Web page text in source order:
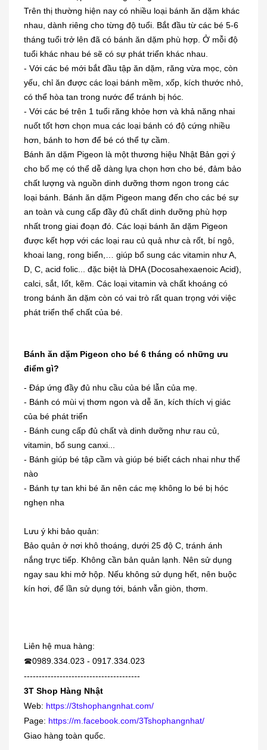
Trên thị thường hiện nay có nhiều loại bánh ăn dặm khác
nhau, dành riêng cho từng độ tuổi. Bắt đầu từ các bé 5-6
tháng tuổi trở lên đã có bánh ăn dặm phù hợp. Ở mỗi độ
tuổi khác nhau bé sẽ có sự phát triển khác nhau.
- Với các bé mới bắt đầu tập ăn dặm, răng vừa mọc, còn
yếu, chỉ ăn được các loại bánh mềm, xốp, kích thước nhỏ,
có thể hòa tan trong nước để tránh bị hóc.
- Với các bé trên 1 tuổi răng khỏe hơn và khả năng nhai
nuốt tốt hơn chọn mua các loại bánh có độ cứng nhiều
hơn, bánh to hơn để bé có thể tự cầm.
Bánh ăn dặm Pigeon là một thương hiệu Nhật Bản gợi ý
cho bố mẹ có thể dễ dàng lựa chọn hơn cho bé, đảm bảo
chất lượng và nguồn dinh dưỡng thơm ngon trong các
loại bánh. Bánh ăn dặm Pigeon mang đến cho các bé sự
an toàn và cung cấp đầy đủ chất dinh dưỡng phù hợp
nhất trong giai đoạn đó. Các loại bánh ăn dặm Pigeon
được kết hợp với các loại rau củ quả như cà rốt, bí ngô,
khoai lang, rong biển,… giúp bổ sung các vitamin như A,
D, C, acid folic... đặc biệt là DHA (Docosahexaenoic Acid),
calci, sắt, Iốt, kẽm. Các loại vitamin và chất khoáng có
trong bánh ăn dặm còn có vai trò rất quan trọng với việc
phát triển thể chất của bé.
Bánh ăn dặm Pigeon cho bé 6 tháng có những ưu
điểm gì?
- Đáp ứng đầy đủ nhu cầu của bé lẫn của mẹ.
- Bánh có mùi vị thơm ngon và dễ ăn, kích thích vị giác
của bé phát triển
- Bánh cung cấp đủ chất và dinh dưỡng như rau củ,
vitamin, bổ sung canxi...
- Bánh giúp bé tập cầm và giúp bé biết cách nhai như thế
nào
- Bánh tự tan khi bé ăn nên các mẹ không lo bé bị hóc
nghẹn nha
Lưu ý khi bảo quản:
Bảo quản ở nơi khô thoáng, dưới 25 độ C, tránh ánh
nắng trực tiếp. Không cần bản quản lạnh. Nên sử dụng
ngay sau khi mở hộp. Nếu không sử dụng hết, nên buộc
kín hơi, để lần sử dụng tới, bánh vẫn giòn, thơm.
Liên hệ mua hàng:
☎0989.334.023 - 0917.334.023
---------------------------------------
3T Shop Hàng Nhật
Web: https://3tshophangnhat.com/
Page: https://m.facebook.com/3Tshophangnhat/
Giao hàng toàn quốc.
Dung dịch trị mụn cóc, mắt cá,
380.000₫
Siro viêm - sổ mũi Muhi 120ml
160.000₫